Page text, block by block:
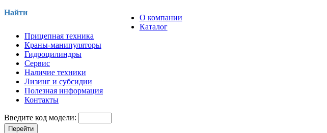
Найти
О компании
Каталог
Прицепная техника
Краны-манипуляторы
Гидроцилиндры
Сервис
Наличие техники
Лизинг и субсидии
Полезная информация
Контакты
Введите код модели:
Перейти